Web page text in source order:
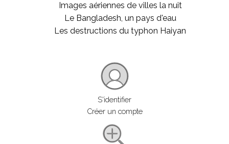
Images aériennes de villes la nuit
Le Bangladesh, un pays d'eau
Les destructions du typhon Haiyan
S'identifier
Créer un compte